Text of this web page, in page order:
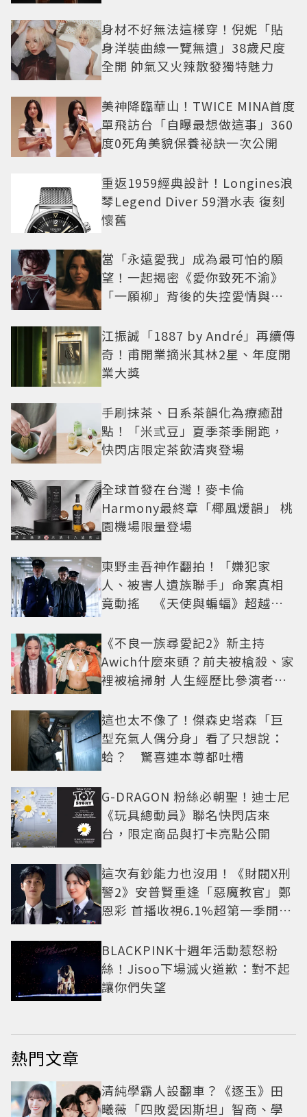
身材不好無法這樣穿！倪妮「貼
身洋裝曲線一覽無遺」38歲尺度
全開 帥氣又火辣散發獨特魅力
美神降臨華山！TWICE MINA首度
單飛訪台「自曝最想做這事」360
度0死角美貌保養祕訣一次公開
重返1959經典設計！Longines浪
琴Legend Diver 59潛水表 復刻
懷舊
當「永遠愛我」成為最可怕的願
望！一起揭密《愛你致死不渝》
「一願柳」背後的失控愛情與爆
江振誠「1887 by André」再續傳
奇！甫開業摘米其林2星、年度開
業大獎
手刷抹茶、日系茶韻化為療癒甜
點！「米弎豆」夏季茶季開跑，
快閃店限定茶飲清爽登場
全球首發在台灣！麥卡倫
Harmony最終章「椰風煖韻」 桃
園機場限量登場
東野圭吾神作翻拍！「嫌犯家
人、被害人遺族聯手」命案真相
竟動搖 《天使與蝙蝠》超越懸
《不良一族尋愛記2》新主持
Awich什麼來頭？前夫被槍殺、家
裡被槍掃射 人生經歷比參演者還
這也太不像了！傑森史塔森「巨
型充氣人偶分身」看了只想說：
蛤？ 驚喜連本尊都吐槽
G-DRAGON 粉絲必朝聖！迪士尼
《玩具總動員》聯名快閃店來
台，限定商品與打卡亮點公開
這次有鈔能力也沒用！《財閥X刑
警2》安普賢重逢「惡魔教官」鄭
恩彩 首播收視6.1%超第一季開紅
BLACKPINK十週年活動惹怒粉
絲！Jisoo下場滅火道歉：對不起
讓你們失望
熱門文章
清純學霸人設翻車？《逐玉》田
曦薇「四敗愛因斯坦」智商、學